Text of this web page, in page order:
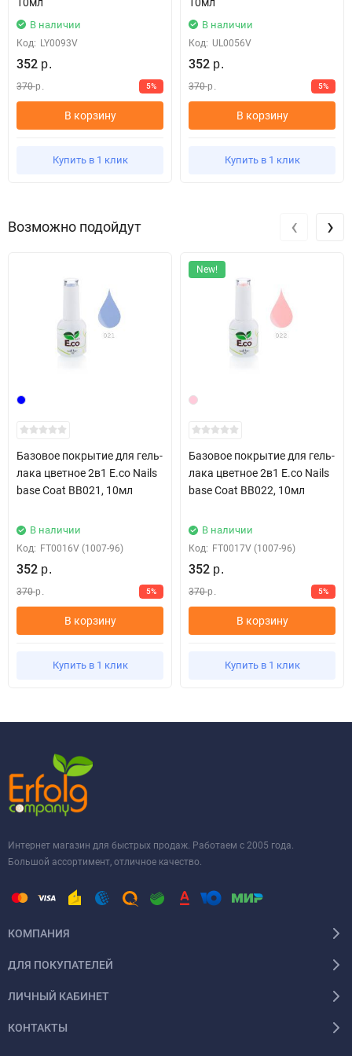
В наличии
Код: LY0093V
352 р.
370р. 5%
В корзину
Купить в 1 клик
В наличии
Код: UL0056V
352 р.
370р. 5%
В корзину
Купить в 1 клик
Возможно подойдут
Базовое покрытие для гель-
лака цветное 2в1 E.co Nails
base Coat BB021, 10мл
В наличии
Код: FT0016V (1007-96)
352 р.
370 р. 5%
В корзину
Купить в 1 клик
New!
Базовое покрытие для гель-
лака цветное 2в1 E.co Nails
base Coat BB022, 10мл
В наличии
Код: FT0017V (1007-96)
352 р.
370 р. 5%
В корзину
Купить в 1 клик
‹ ›
Интернет магазин для быстрых продаж. Работаем с 2005 года.
Большой ассортимент, отличное качество.
КОМПАНИЯ
ДЛЯ ПОКУПАТЕЛЕЙ
ЛИЧНЫЙ КАБИНЕТ
КОНТАКТЫ